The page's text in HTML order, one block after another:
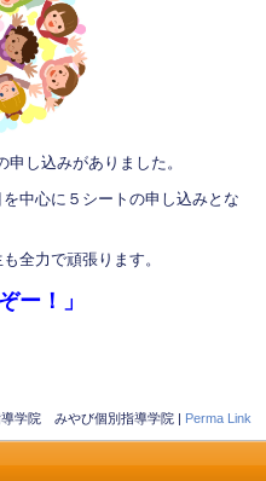
し込みがありました。
中心に５シートの申し込みとな
全力で頑張ります。
ー！」
導学院 みやび個別指導学院 | Perma Link